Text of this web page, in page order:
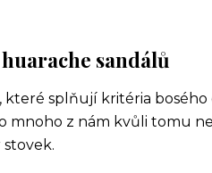
sandálů
které splňují kritéria
mnoho z nám kvůli tomu